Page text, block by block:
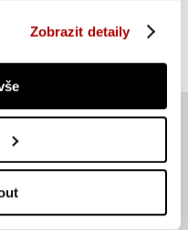
Zobrazit detaily
skladem